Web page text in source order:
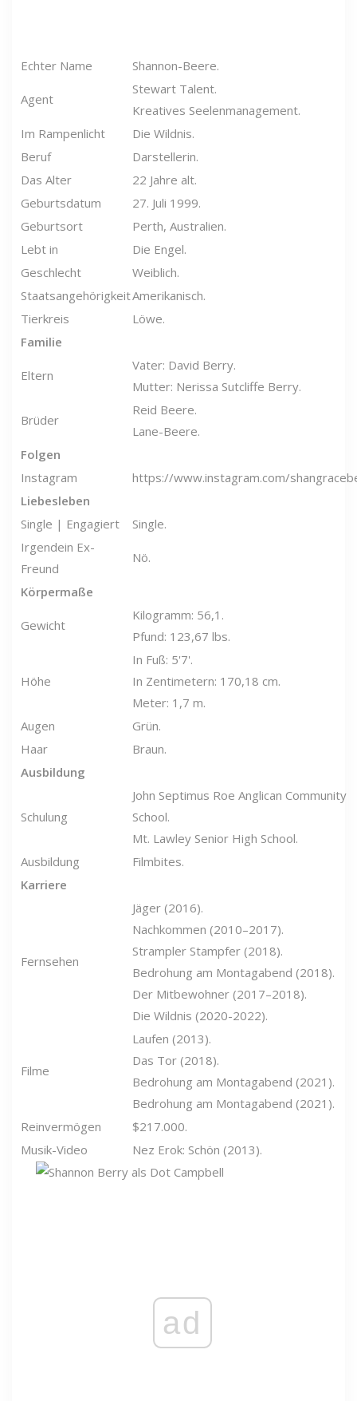
Echter Name Shannon-Beere.
Agent
Stewart Talent.
Kreatives Seelenmanagement.
Im Rampenlicht
Die Wildnis.
Beruf
Darstellerin.
Das Alter
22 Jahre alt.
Geburtsdatum
27. Juli 1999.
Geburtsort
Perth, Australien.
Lebt in
Die Engel.
Geschlecht
Weiblich.
StaatsangehörigkeitAmerikanisch.
Tierkreis
Löwe.
Familie
Eltern
Vater: David Berry.
Mutter: Nerissa Sutcliffe Berry.
Brüder
Reid Beere.
Lane-Beere.
Folgen
Instagram
https://www.instagram.com/
Liebesleben
Single | Engagiert
Single.
Irgendein Ex-
Freund
Nö.
Körpermaße
Gewicht
Kilogramm: 56,1.
Pfund: 123,67 lbs.
Höhe
In Fuß: 5'7'.
In Zentimetern: 170,18 cm.
Meter: 1,7 m.
Augen
Grün.
Haar
Braun.
Ausbildung
Schulung
John Septimus Roe Anglican Community
School.
Mt. Lawley Senior High School.
Ausbildung
Filmbites.
Karriere
Fernsehen
Jäger (2016).
Nachkommen (2010–2017).
Strampler Stampfer (2018).
Bedrohung am Montagabend (2018).
Der Mitbewohner (2017–2018).
Die Wildnis (2020-2022).
Filme
Laufen (2013).
Das Tor (2018).
Bedrohung am Montagabend (2021).
Bedrohung am Montagabend (2021).
Reinvermögen
$217.000.
Musik-Video
Nez Erok: Schön (2013).
ad